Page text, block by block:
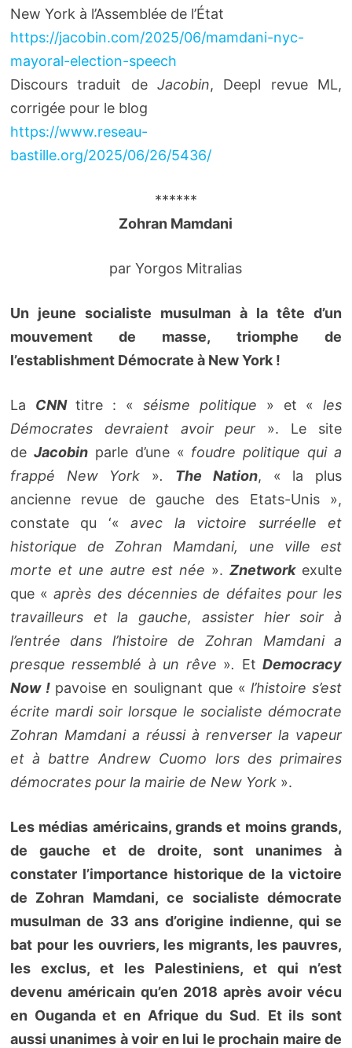
New York à l’Assemblée de l’État
https://jacobin.com/2025/06/mamdani-nyc-
mayoral-election-speech
Discours traduit de Jacobin, Deepl revue ML,
corrigée pour le blog
https://www.reseau-
bastille.org/2025/06/26/5436/
******
Zohran Mamdani
par Yorgos Mitralias
Un jeune socialiste musulman à la tête d’un
mouvement de masse, triomphe de
l’establishment Démocrate à New York !
La CNNtitre : « séisme politique » et «les
Démocrates devraient avoir peur ». Le site
de Jacobinparle d’une « foudre politique qui a
frappé New York ». The Nation, « la plus
ancienne revue de gauche des Etats-Unis »,
constate qu ‘«avec la victoire surréelle et
historique de Zohran Mamdani, une ville est
morte et une autre est née ».Znetworkexulte
que «après des décennies de défaites pour les
travailleurs et la gauche, assister hier soir à
l’entrée dans l’histoire de Zohran Mamdani a
presque ressemblé à un rêve ». EtDemocracy
Now !pavoise en soulignant que «l’histoire s’est
écrite mardi soir lorsque le socialiste démocrate
Zohran Mamdani a réussi à renverser la vapeur
et à battre Andrew Cuomo lors des primaires
démocrates pour la mairie de New York ».
Les médias américains, grands et moins grands,
de gauche et de droite, sont unanimes à
constater l’importance historique de la victoire
de Zohran Mamdani, ce socialiste démocrate
musulman de 33 ans d’origine indienne, qui se
bat pour les ouvriers, les migrants, les pauvres,
les exclus, et les Palestiniens, et qui n’est
devenu américain qu’en 2018 après avoir vécu
en Ouganda et en Afrique du Sud. Et ils sont
aussi unanimes à voir en lui le prochain maire de